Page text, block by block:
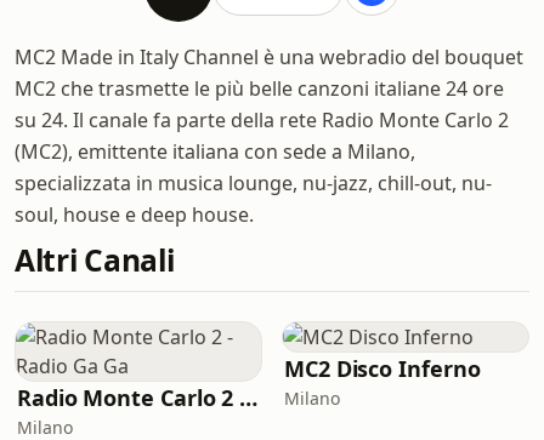
MC2 Made in Italy Channel è una webradio del bouquet
MC2 che trasmette le più belle canzoni italiane 24 ore
su 24. Il canale fa parte della rete Radio Monte Carlo 2
(MC2), emittente italiana con sede a Milano,
specializzata in musica lounge, nu-jazz, chill-out, nu-
soul, house e deep house.
Altri Canali
Radio Monte Carlo 2 - Radio Ga Ga
Milano
MC2 Disco Inferno
Milano